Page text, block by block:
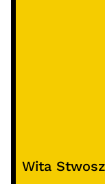
Wita